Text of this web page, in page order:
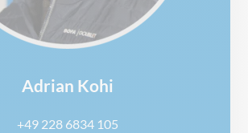
Adrian Kohi
+49 228 6834 105